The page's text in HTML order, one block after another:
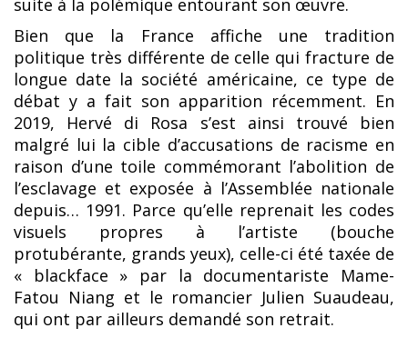
suite à la polémique entourant son œuvre.
Bien que la France affiche une tradition
politique très différente de celle qui fracture de
longue date la société américaine, ce type de
débat y a fait son apparition récemment. En
2019, Hervé di Rosa s’est ainsi trouvé bien
malgré lui la cible d’accusations de racisme en
raison d’une toile commémorant l’abolition de
l’esclavage et exposée à l’Assemblée nationale
depuis… 1991. Parce qu’elle reprenait les codes
visuels propres à l’artiste (bouche
protubérante, grands yeux), celle-ci été taxée de
« blackface » par la documentariste Mame-
Fatou Niang et le romancier Julien Suaudeau,
qui ont par ailleurs demandé son retrait.